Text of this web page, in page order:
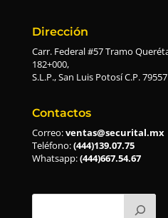
Dirección
Carr. Federal #57 Tramo
182+000,
S.L.P., San Luis Potosí C.P.
Contactos
Correo:ventas@securital.mx
Teléfono:(444)139.07.75
Whatsapp:(444)667.54.67